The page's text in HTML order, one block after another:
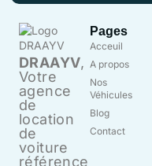
DRAAYV,
Votre
agence
de
location
de
voiture
référence
Pages
Acceuil
A propos
Nos
Véhicules
Blog
Contact